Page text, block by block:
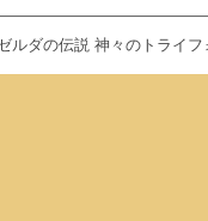
ルダの伝説 神々のトライ